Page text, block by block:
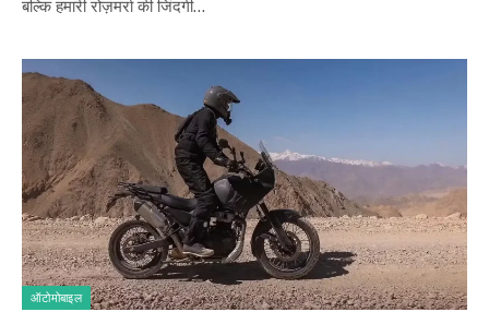
बल्कि हमारी रोज़मर्रा की जिंदगी…
ऑटोमोबाइल